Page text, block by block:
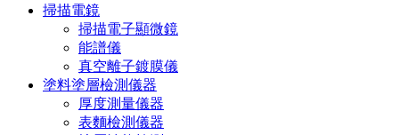
掃描電鏡
掃描電子顯微鏡
能譜儀
真空離子鍍膜儀
塗料塗層檢測儀器
厚度測量儀器
表麵檢測儀器